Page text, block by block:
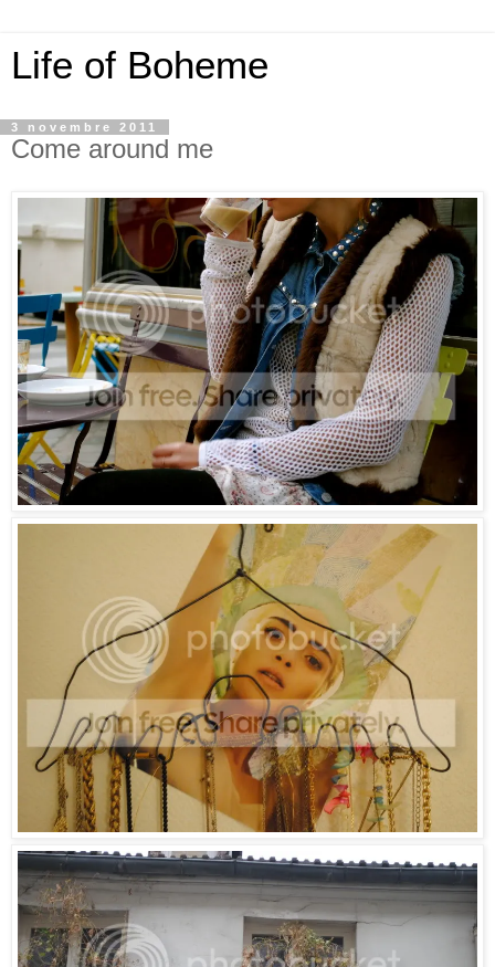
Life of Boheme
3 novembre 2011
Come around me